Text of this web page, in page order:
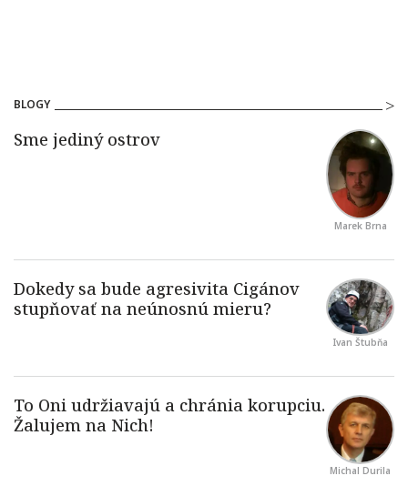
BLOGY
Marek Brna
Ivan Štubňa
Michal Durila